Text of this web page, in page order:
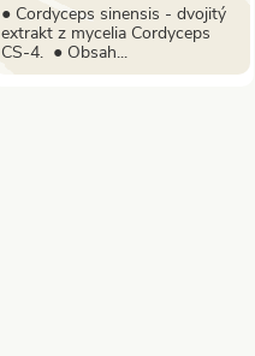
● Cordyceps sinensis - dvojitý
extrakt z mycelia Cordyceps
CS-4. ● Obsah...